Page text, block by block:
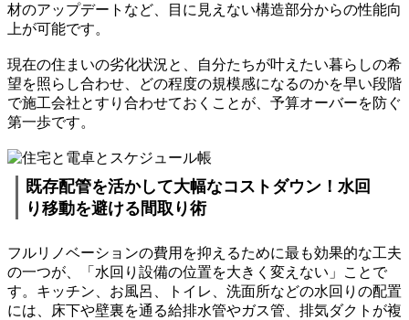
材のアップデートなど、目に見えない構造部分からの性能向
上が可能です。
現在の住まいの劣化状況と、自分たちが叶えたい暮らしの希
望を照らし合わせ、どの程度の規模感になるのかを早い段階
で施工会社とすり合わせておくことが、予算オーバーを防ぐ
第一歩です。
既存配管を活かして大幅なコストダウン！水回
り移動を避ける間取り術
フルリノベーションの費用を抑えるために最も効果的な工夫
の一つが、「水回り設備の位置を大きく変えない」ことで
す。キッチン、お風呂、トイレ、洗面所などの水回りの配置
には、床下や壁裏を通る給排水管やガス管、排気ダクトが複